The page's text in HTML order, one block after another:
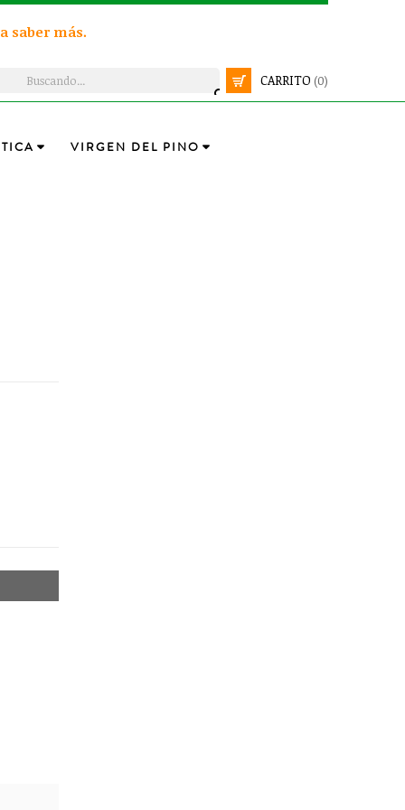
saber más.
CARRITO (0)
VIRGEN DEL PINO